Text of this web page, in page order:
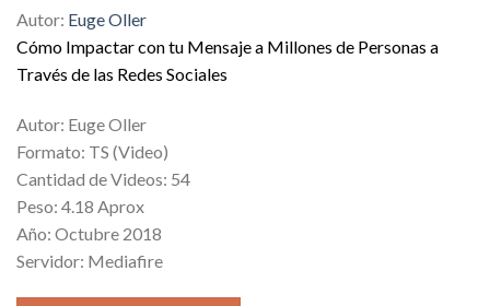
was:
$179.00.
$6.00.
Autor: Euge Oller
Cómo Impactar con tu Mensaje a Millones de Personas a
Través de las Redes Sociales
Autor: Euge Oller
Formato: TS (Video)
Cantidad de Videos: 54
Peso: 4.18 Aprox
Año: Octubre 2018
Servidor: Mediafire